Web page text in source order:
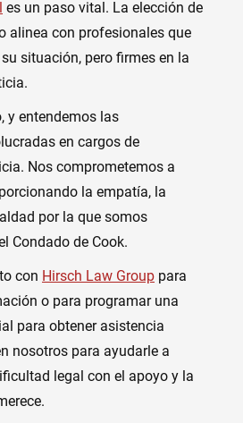
es un paso vital. La elección de
alinea con profesionales que
situación, pero firmes en la
y entendemos las
en cargos de
Nos comprometemos a
la empatía, la
por la que somos
Condado de Cook.
con Hirsch Law Group para
o para programar una
para obtener asistencia
nosotros para ayudarle a
legal con el apoyo y la